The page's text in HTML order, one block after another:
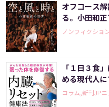
オフコース
る。小田和
ノンフィクショ
「１日３食
める現代人
コラム,新刊JPニ